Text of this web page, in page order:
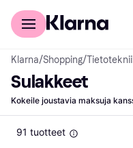
Kuluttajille
Klarna/Shopping/
Sulakkeet
Kokeile joustavia maksuja
91 tuotteet